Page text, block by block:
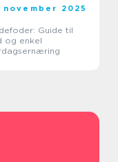
november 2025
Guide til
og enkel